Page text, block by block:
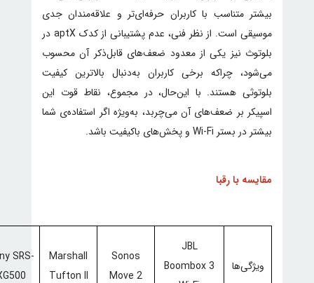
بیشتر متناسب با کاربران حرفه‌ای‌تر و علاقه‌مندان جدی
موسیقی است. از نظر فنی، عدم پشتیبانی از کدک aptX در
بلوتوث نیز یکی از معدود ضعف‌های قابل‌ذکر آن محسوب
می‌شود، چراکه برخی کاربران به‌دنبال بالاترین کیفیت
بلوتوثی هستند. با این‌حال، در مجموع، نقاط قوت این
اسپیکر بر ضعف‌های آن می‌چربد، به‌ویژه اگر استفاده‌ی شما
بیشتر در بستر Wi-Fi و پخش‌های باکیفیت باشد.
مقایسه با رقبا
ویژگی‌ها
JBL
Boombox 3
Sonos
Move 2
Marshall
Tufton II
SRS-